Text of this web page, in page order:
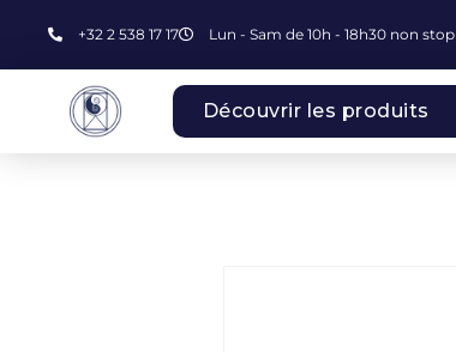
+32 2 538 17 17 Lun - Sam de 10h - 18h30 non stop
Découvrir les produits